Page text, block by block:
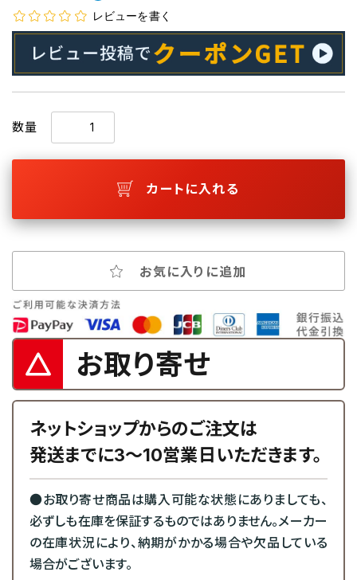
レビューを書く
数量
カートに入れる
お気に入りに追加
お取り寄せ
ネットショップからのご注文は
発送までに3～10営業日いただきます。
●お取り寄せ商品は購入可能な状態にありましても、
必ずしも在庫を保証するものではありません。メーカー
の在庫状況により、納期がかかる場合や欠品している
場合がございます。